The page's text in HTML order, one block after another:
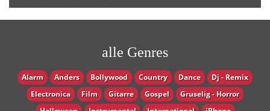
alle Genres
Alarm Anders Bollywood Country Dance
Dj - Remix
Electronica
Film Gitarre Gospel
Gruselig - Horror